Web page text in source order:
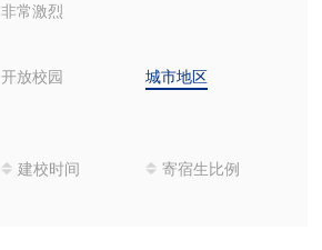
非常激烈
开放校园
城市地区
建校时间
寄宿生比例